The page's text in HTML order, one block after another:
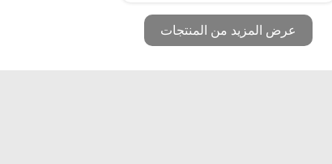
عرض المزيد من المنتجات